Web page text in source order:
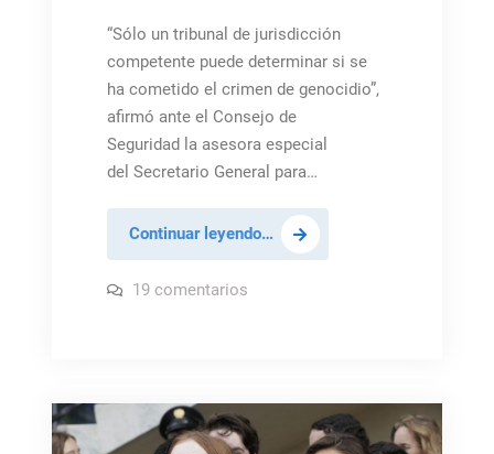
“Sólo un tribunal de jurisdicción
competente puede determinar si se
ha cometido el crimen de genocidio”,
afirmó ante el Consejo de
Seguridad la asesora especial
del Secretario General para…
Continuar leyendo…Oficina
para
determinar
19 comentariosen
puede
determinar
crímenes